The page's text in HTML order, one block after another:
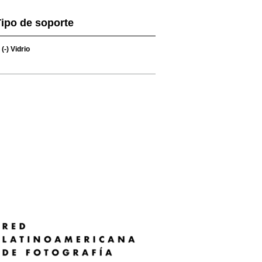
de soporte
(-) Vidrio